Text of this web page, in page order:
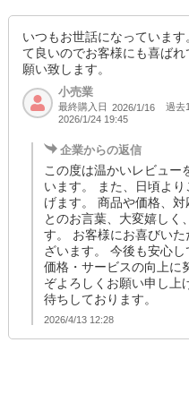
いつもお世話になっていま
て良いのでお客様にも喜ば
願い致します。
小売業
最終購入日 2026/1/16 過去
2026/1/24 19:45
企業からの返信
この度は温かいレビュー
います。 また、日頃よ
げます。 商品や価格、
とのお言葉、大変嬉しく
す。 お客様にお喜びい
ざいます。 今後も安心
価格・サービスの向上に
ぞよろしくお願い申し上
待ちしております。
2026/4/13 12:28